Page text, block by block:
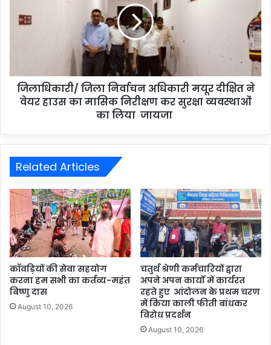
जिलाधिकारी/ जिला निर्वाचन अधिकारी मयूर दीक्षित ने
वेयर हाउस का मासिक निरीक्षण कर सुरक्षा व्यवस्थाओं
का लिया जायजा
Related Articles
कॉवड़ियों की सेवा सहयोग
करना हम सभी का कर्तव्य-महंत
बिष्णु दास
August 10, 2026
चतुर्थ श्रेणी कर्मचारियों द्वारा
अपने अपन कार्यों में कार्यरत
रहते हुए आंदोलन के प्रथम चरण
में किया काली फीती बांधकर
विरोध प्रदर्शन
August 10, 2026